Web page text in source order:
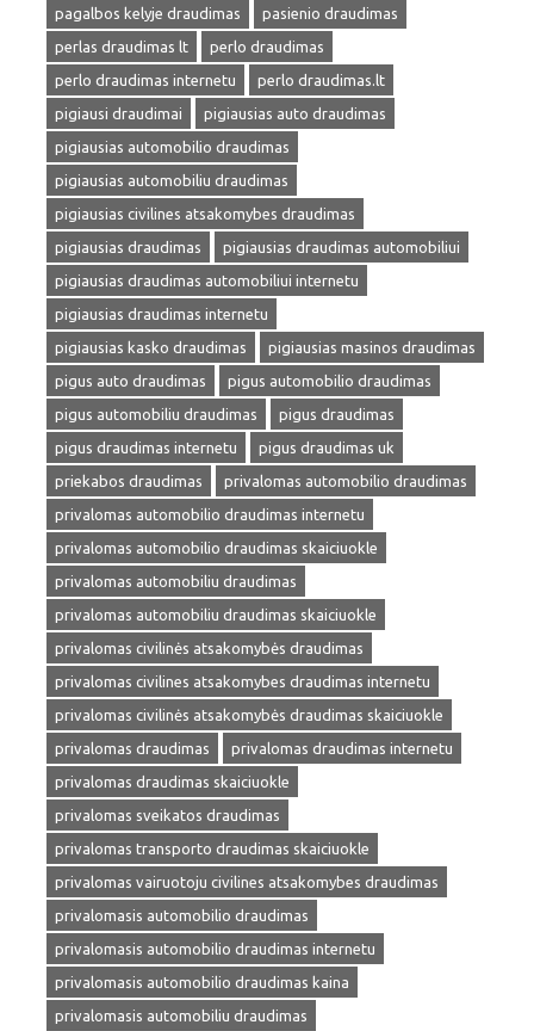
pagalbos kelyje draudimas
pasienio draudimas
perlas draudimas lt
perlo draudimas
perlo draudimas internetu
perlo draudimas.lt
pigiausi draudimai
pigiausias auto draudimas
pigiausias automobilio draudimas
pigiausias automobiliu draudimas
pigiausias civilines atsakomybes draudimas
pigiausias draudimas
pigiausias draudimas automobiliui
pigiausias draudimas automobiliui internetu
pigiausias draudimas internetu
pigiausias kasko draudimas
pigiausias masinos draudimas
pigus auto draudimas
pigus automobilio draudimas
pigus automobiliu draudimas
pigus draudimas
pigus draudimas internetu
pigus draudimas uk
priekabos draudimas
privalomas automobilio draudimas
privalomas automobilio draudimas internetu
privalomas automobilio draudimas skaiciuokle
privalomas automobiliu draudimas
privalomas automobiliu draudimas skaiciuokle
privalomas civilinės atsakomybės draudimas
privalomas civilines atsakomybes draudimas internetu
privalomas civilinės atsakomybės draudimas skaiciuokle
privalomas draudimas
privalomas draudimas internetu
privalomas draudimas skaiciuokle
privalomas sveikatos draudimas
privalomas transporto draudimas skaiciuokle
privalomas vairuotoju civilines atsakomybes draudimas
privalomasis automobilio draudimas
privalomasis automobilio draudimas internetu
privalomasis automobilio draudimas kaina
privalomasis automobiliu draudimas